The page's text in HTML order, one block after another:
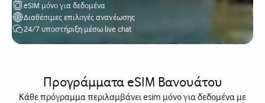
eSIM μόνο για δεδομένα
Διαθέσιμες επιλογές ανανέωσης
24/7 υποστήριξη μέσω live chat
Προγράμματα eSIM Βανουάτου
Κάθε πρόγραμμα περιλαμβάνει esim μόνο για δεδομένα με